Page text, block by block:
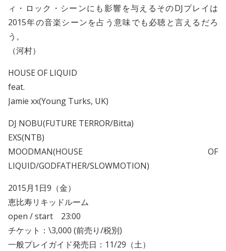
ィ・ロック・シーンにも影響を与えるそのDJプレイは
2015年の音楽シーンを占う意味でも必聴と言えるだろ
う。
（河村）
HOUSE OF LIQUID
feat.
Jamie xx(Young Turks, UK)
DJ NOBU(FUTURE TERROR/Bitta)
EXS(NTB)
MOODMAN(HOUSE OF
LIQUID/GODFATHER/SLOWMOTION)
2015月1日9（金）
恵比寿リキッドルーム
open / start 23:00
チケット：\3,000 (前売り/税別)
一般プレイガイド発売日：11/29（土）